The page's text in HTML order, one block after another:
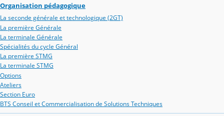
Organisation pédagogique
La seconde générale et technologique (2GT)
La première Générale
La terminale Générale
Spécialités du cycle Général
La première STMG
La terminale STMG
Options
Ateliers
Section Euro
BTS Conseil et Commercialisation de Solutions Techniques